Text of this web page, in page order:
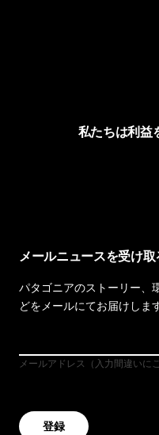
私たちは利益
メールニュースを受け取
パタゴニアのストーリー、
どをメールにてお届けします
メールアドレス（入力間違いに
登録